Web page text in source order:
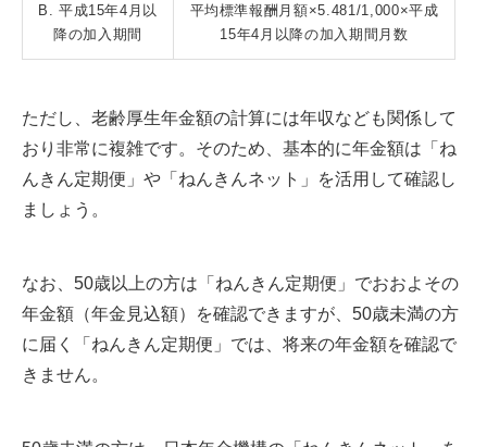
B. 平成15年4月以
降の加入期間
平均標準報酬月額×5.481/1,000×平成
15年4月以降の加入期間月数
ただし、老齢厚生年金額の計算には年収なども関係して
おり非常に複雑です。そのため、基本的に年金額は「ね
んきん定期便」や「ねんきんネット」を活用して確認し
ましょう。
なお、50歳以上の方は「ねんきん定期便」でおおよその
年金額（年金見込額）を確認できますが、50歳未満の方
に届く「ねんきん定期便」では、将来の年金額を確認で
きません。